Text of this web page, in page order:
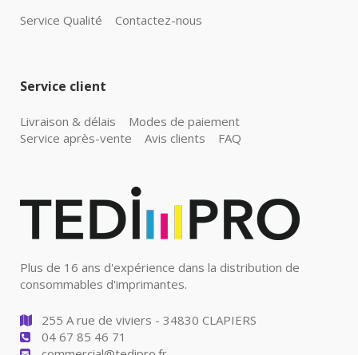
Service Qualité Contactez-nous
Service client
Livraison & délais
Modes de paiement
Service après-vente
Avis clients FAQ
Plus de 16 ans d'expérience dans la distribution de
consommables d'imprimantes.
255 A rue de viviers - 34830 CLAPIERS
04 67 85 46 71